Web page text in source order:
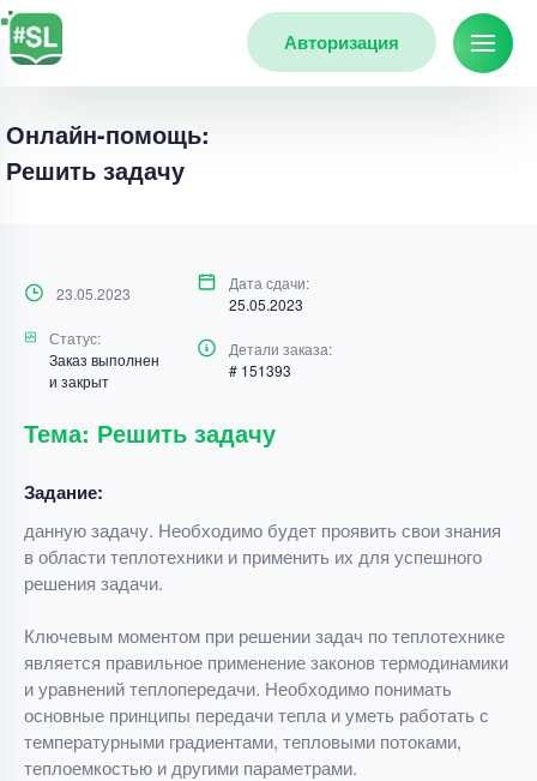
Авторизация
Онлайн-помощь:
Решить задачу
23.05.2023
Дата сдачи:
25.05.2023
Статус:
Заказ выполнен
и закрыт
Детали заказа:
# 151393
Тема: Решить задачу
Задание:
данную задачу. Необходимо будет проявить свои знания
в области теплотехники и применить их для успешного
решения задачи.
Ключевым моментом при решении задач по теплотехнике
является правильное применение законов термодинамики
и уравнений теплопередачи. Необходимо понимать
основные принципы передачи тепла и уметь работать с
температурными градиентами, тепловыми потоками,
теплоемкостью и другими параметрами.